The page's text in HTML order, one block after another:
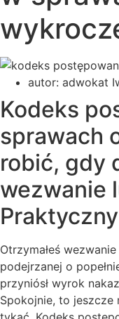
autor: adwokat
Kodeks
sprawach
robić, gdy
wezwanie
Otrzymałeś
podejrzanej o
przyniósł wyrok
Spokojnie, to jeszcze